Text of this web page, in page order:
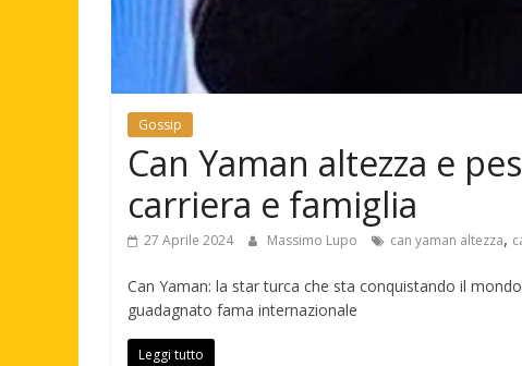
Gossip
Can Yaman altezza e
carriera e famiglia
27 Aprile 2024 Massimo Lupo can yaman altezza,
Can Yaman: la star turca che sta conquistando il
guadagnato fama internazionale
Leggi tutto